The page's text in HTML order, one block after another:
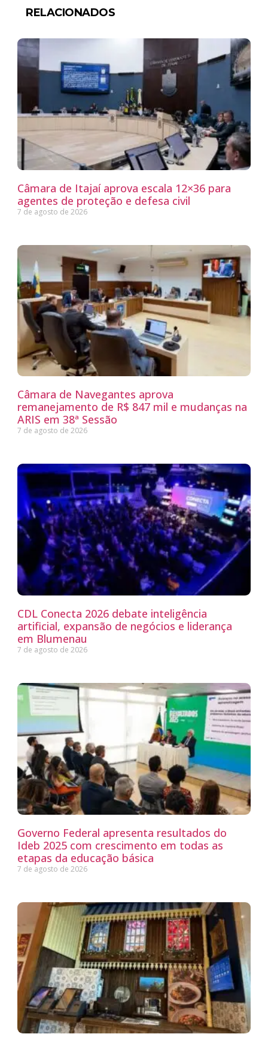
RELACIONADOS
Câmara de Itajaí aprova escala 12×36 para
agentes de proteção e defesa civil
7 de agosto de 2026
Câmara de Navegantes aprova
remanejamento de R$ 847 mil e mudanças na
ARIS em 38ª Sessão
7 de agosto de 2026
CDL Conecta 2026 debate inteligência
artificial, expansão de negócios e liderança
em Blumenau
7 de agosto de 2026
Governo Federal apresenta resultados do
Ideb 2025 com crescimento em todas as
etapas da educação básica
7 de agosto de 2026